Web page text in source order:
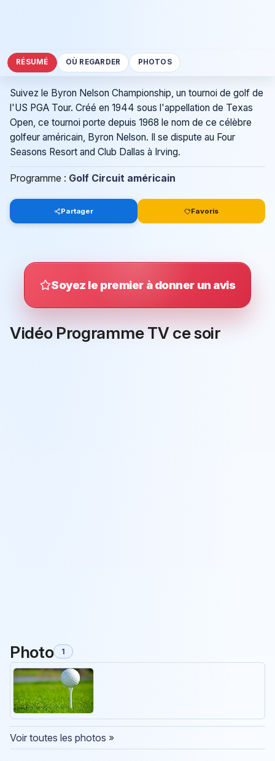
RÉSUMÉ OÙ REGARDER PHOTOS
Suivez le Byron Nelson Championship, un tournoi de golf de
l'US PGA Tour. Créé en 1944 sous l'appellation de Texas
Open, ce tournoi porte depuis 1968 le nom de ce célèbre
golfeur américain, Byron Nelson. Il se dispute au Four
Seasons Resort and Club Dallas à Irving.
Programme : Golf Circuit américain
Partager Favoris
Soyez le premier à donner un avis
Vidéo Programme TV ce soir
Photo 1
Voir toutes les photos »